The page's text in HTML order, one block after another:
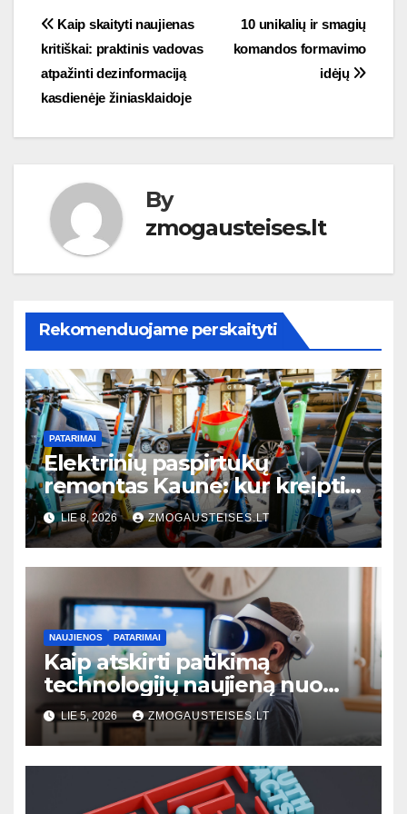
Navigacija
tarp
įrašų
10 unikalių ir smagių
komandos formavimo
idėjų
Kaip skaityti naujienas
kritiškai: praktinis vadovas
atpažinti dezinformaciją
kasdienėje žiniasklaidoje
By
zmogausteises.lt
Rekomenduojame perskaityti
PATARIMAI
Elektrinių paspirtukų
remontas Kaune: kur kreiptis,
kiek kainuoja ir kaip išvengti
dažniausių gedimų
LIE 8, 2026 ZMOGAUSTEISES.LT
NAUJIENOS PATARIMAI
Kaip atskirti patikimą
technologijų naujieną nuo
klaidinančios: 7 praktiniai
požymiai
LIE 5, 2026 ZMOGAUSTEISES.LT